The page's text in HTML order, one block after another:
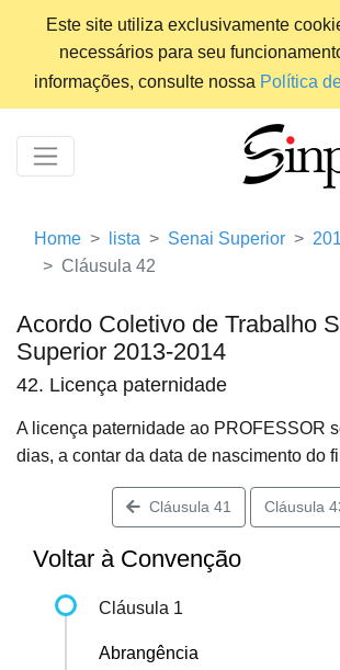
Este site utiliza exclusivamente
necessários para seu
informações, consulte nossa Política
Home lista Senai Superior
Cláusula 42
Acordo Coletivo de Trabalho
Superior 2013-2014
42. Licença paternidade
A licença paternidade ao PROFESSOR
dias, a contar da data de nascimento do
Cláusula 41 Cláusula
Voltar à Convenção
Cláusula 1
Abrangência